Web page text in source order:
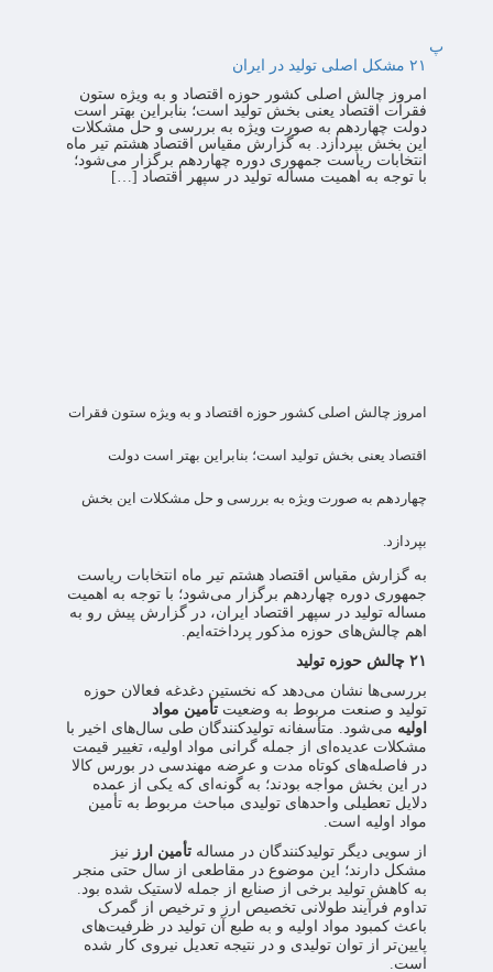
پ
۲۱ مشکل اصلی تولید در ایران
امروز چالش اصلی کشور حوزه اقتصاد و به ویژه ستون
فقرات اقتصاد یعنی بخش تولید است؛ بنابراین بهتر است
دولت چهاردهم به صورت ویژه به بررسی و حل مشکلات
این بخش بپردازد. به گزارش مقیاس اقتصاد هشتم تیر ماه
انتخابات ریاست جمهوری دوره چهاردهم برگزار می‌شود؛
با توجه به اهمیت مساله تولید در سپهر اقتصاد […]
امروز چالش اصلی کشور حوزه اقتصاد و به ویژه ستون فقرات
اقتصاد یعنی بخش تولید است؛ بنابراین بهتر است دولت
چهاردهم به صورت ویژه به بررسی و حل مشکلات این بخش
بپردازد.
به گزارش مقیاس اقتصاد هشتم تیر ماه انتخابات ریاست
جمهوری دوره چهاردهم برگزار می‌شود؛ با توجه به اهمیت
مساله تولید در سپهر اقتصاد ایران، در گزارش پیش رو به
اهم چالش‌های حوزه مذکور پرداخته‌ایم.
۲۱ چالش حوزه تولید
بررسی‌ها نشان می‌دهد که نخستین دغدغه فعالان حوزه
تولید و صنعت مربوط به وضعیت تأمین مواد
اولیه می‌شود. متأسفانه تولیدکنندگان طی سال‌های اخیر با
مشکلات عدیده‌ای از جمله گرانی مواد اولیه، تغییر قیمت
در فاصله‌های کوتاه مدت و عرضه مهندسی در بورس کالا
در این بخش مواجه بودند؛ به گونه‌ای که یکی از عمده
دلایل تعطیلی واحدهای تولیدی مباحث مربوط به تأمین
مواد اولیه است.
از سویی دیگر تولیدکنندگان در مساله تأمین ارز نیز
مشکل دارند؛ این موضوع در مقاطعی از سال حتی منجر
به کاهش تولید برخی از صنایع از جمله لاستیک شده بود.
تداوم فرآیند طولانی تخصیص ارز و ترخیص از گمرک
باعث کمبود مواد اولیه و به طبع آن تولید در ظرفیت‌های
پایین‌تر از توان تولیدی و در نتیجه تعدیل نیروی کار شده
است.